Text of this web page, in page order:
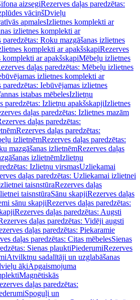
aizsegiRezerves daļas paredzētas:
vāciņšDvieļu
apmalesIzlietnes komplekti ar
izlietnes komplekti ar
paredzētas: Roku mazgāšanas izlietnes
komplekti ar apakšskapiRezerves
komplekti ar apakšskapiMēbeļu izlietnes
daļas paredzētas: Mēbeļu izlietnes
izlietnes komplekti ar
paredzētas: Iebūvējamas izlietnes
istabas mēbelesIzlietņu
paredzētas: Izlietņu apakšskapjiIzlietnes
daļas paredzētas: Izlietnes mazām
daļas paredzētas:
Rezerves daļas paredzētas:
izlietnēmRezerves daļas paredzētas:
mazgāšanas izlietnēmRezerves daļas
izlietnēmIzlietņu
Izlietņu virsmasUzliekamai
daļas paredzētas: Uzliekamai izlietnei
taisnstūraRezerves daļas
taisnstūraSānu skapjiRezerves daļas
sānu skapjiRezerves daļas paredzētas:
Rezerves daļas paredzētas: Augsti
daļas paredzētas: Vidēji augsti
daļas paredzētas: Piekaramie
daļas paredzētas: Citas mēbelesSienas
Sienas plauktiPiederumiRezerves
Atvilktņu sadalītāji un uzglabāšanas
āķiApgaismojuma
Magnētiskās
daļas paredzētas:
Spoguļi un